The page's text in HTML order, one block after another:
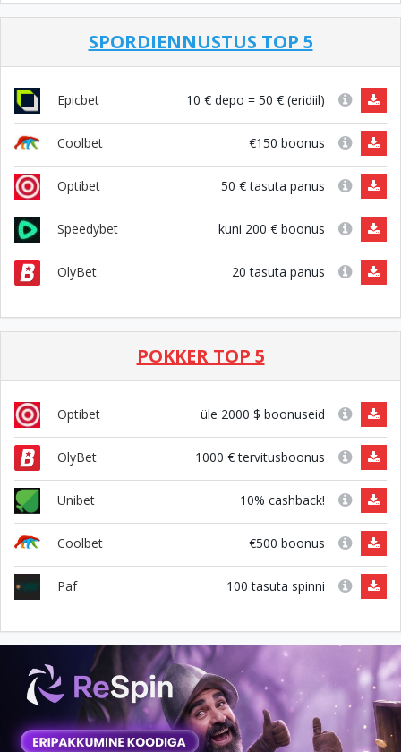
SPORDIENNUSTUS TOP 5
Epicbet 10 € depo = 50 € (eridiil)
Coolbet €150 boonus
Optibet 50 € tasuta panus
Speedybet kuni 200 € boonus
OlyBet 20 tasuta panus
POKKER TOP 5
Optibet üle 2000 $ boonuseid
OlyBet 1000 € tervitusboonus
Unibet 10% cashback!
Coolbet €500 boonus
Paf 100 tasuta spinni